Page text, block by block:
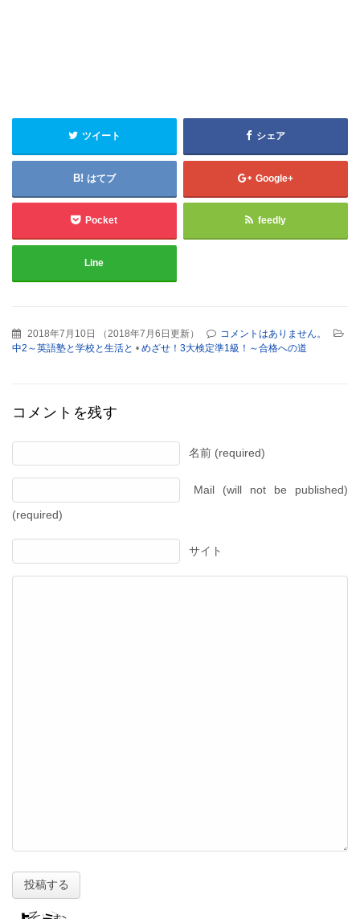
ツイート シェア
はてブ Google+
Pocket feedly
Line
2018年7月10日 （2018年7月6日更新）
コメントはありません。
中2～英語塾と学校と生活と • めざせ！3大検定準1級！～合格への道
コメントを残す
名前 (required)
Mail (will not be published)
(required)
サイト